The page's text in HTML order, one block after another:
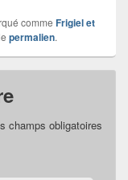
comme Frigiel et
permalien.
champs obligatoires